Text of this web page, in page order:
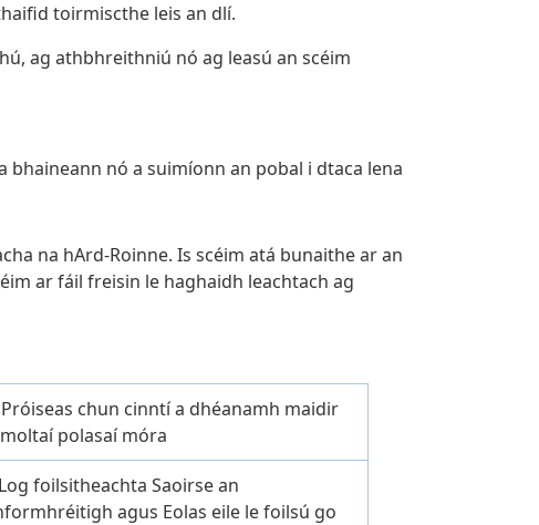
toirmiscthe leis an dlí.
ag athbhreithniú nó ag leasú an scéim
nó a suimíonn an pobal i dtaca lena
na hArd-Roinne. Is scéim atá bunaithe ar an
ar fáil freisin le haghaidh leachtach ag
Próiseas chun cinntí a dhéanamh maidir
polasaí móra
foilsitheachta Saoirse an
agus Eolas eile le foilsú go